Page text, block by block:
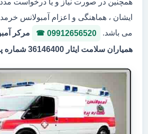
همچنین در صورت نیاز و یا درخواست
ایشان ، هماهنگی و اعزام آمبولانس
می باشد.
09912656520
مرکر
همیاران سلامت ایثار 36146400 شماره پروانه 3-323036